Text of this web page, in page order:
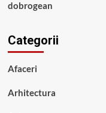
dobrogean
Categorii
Afaceri
Arhitectura